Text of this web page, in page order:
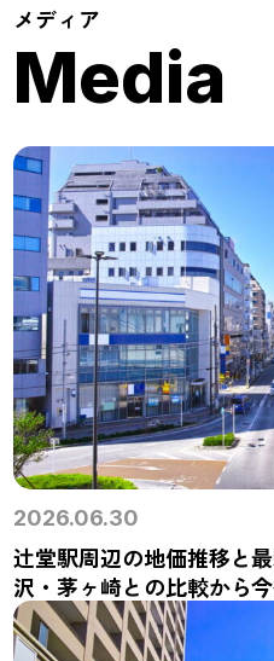
メディア
Media
2026.06.30
辻堂駅周辺の地価推移と
沢・茅ヶ崎との比較から